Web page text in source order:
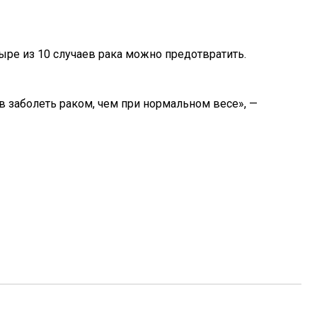
из 10 случаев рака можно предотвратить.
заболеть раком, чем при нормальном весе», —